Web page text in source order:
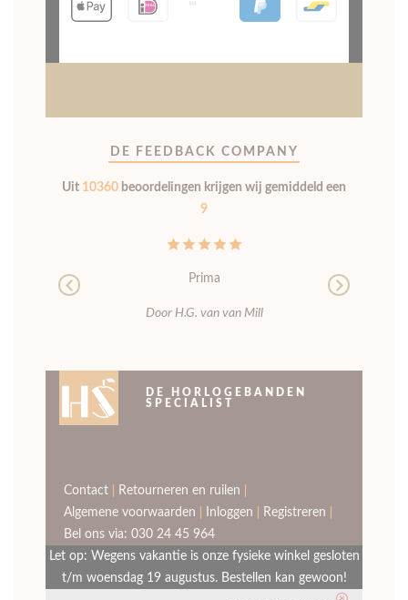
DE FEEDBACK COMPANY
Uit 10360 beoordelingen krijgen wij gemiddeld een
9
Prima
Door H.G. van van Mill
Previous Next
DE HORLOGEBANDEN
SPECIALIST
Contact
Retourneren en ruilen
Algemene voorwaarden
Inloggen
Registreren
Bel ons via: 030 24 45 964
Let op: Wegens vakantie is onze fysieke winkel gesloten
t/m woensdag 19 augustus. Bestellen kan gewoon!